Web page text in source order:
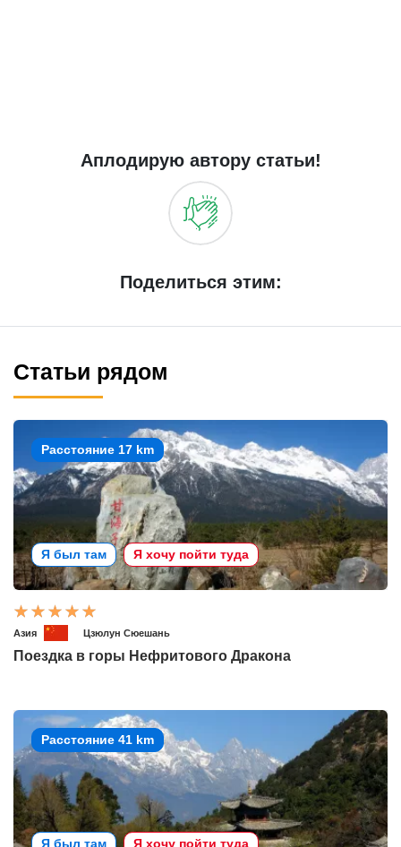
Аплодирую автору статьи!
Поделиться этим:
Статьи рядом
Расстояние 17 km
Я был там Я хочу пойти туда
Азия Цзюлун Сюешань
Поездка в горы Нефритового Дракона
Расстояние 41 km
Я был там Я хочу пойти туда